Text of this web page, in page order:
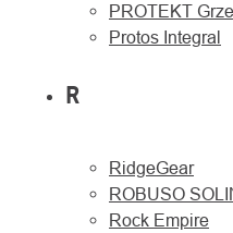
PROTEKT
Protos Integral
R
RidgeGear
ROBUSO
Rock Empire